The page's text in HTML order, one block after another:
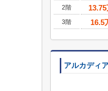
2階
13.75
3階
16.5
アルカディ